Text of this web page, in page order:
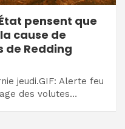
pensent que
cause de
de Redding
jeudi.GIF: Alerte feu
des volutes…